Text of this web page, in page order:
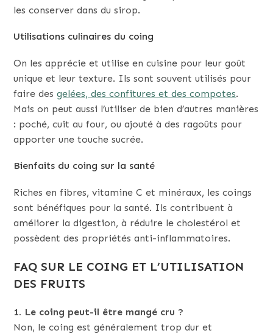
les conserver dans du sirop.
Utilisations culinaires du coing
On les apprécie et utilise en cuisine pour leur goût
unique et leur texture. Ils sont souvent utilisés pour
faire desgelées, des confitures et des compotes.
Mais on peut aussi l’utiliser de bien d’autres manières
: poché, cuit au four, ou ajouté à des ragoûts pour
apporter une touche sucrée.
Bienfaits du coing sur la santé
Riches en fibres, vitamine C et minéraux, les coings
sont bénéfiques pour la santé. Ils contribuent à
améliorer la digestion, à réduire le cholestérol et
possèdent des propriétés anti-inflammatoires.
FAQ SUR LE COING ET L’UTILISATION
DES FRUITS
1. Le coing peut-il être mangé cru ?
Non, le coing est généralement trop dur et